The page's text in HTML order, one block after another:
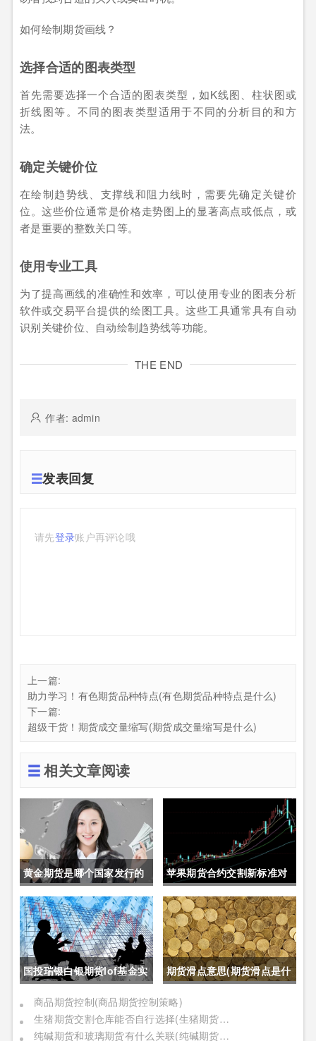
如何绘制期货画线？
选择合适的图表类型
首先需要选择一个合适的图表类型，如K线图、柱状图或
折线图等。不同的图表类型适用于不同的分析目的和方
法。
确定关键价位
在绘制趋势线、支撑线和阻力线时，需要先确定关键价
位。这些价位通常是价格走势图上的显著高点或低点，或
者是重要的整数关口等。
使用专业工具
为了提高画线的准确性和效率，可以使用专业的图表分析
软件或交易平台提供的绘图工具。这些工具通常具有自动
识别关键价位、自动绘制趋势线等功能。
THE END
作者: admin
发表回复
请先登录账户再评论哦
上一篇:
助力学习！有色期货品种特点(有色期货品种特点是什么)
下一篇:
超级干货！期货成交量缩写(期货成交量缩写是什么)
相关文章阅读
黄金期货是哪个国家发行的
呢(黄金期货是属于国内盘
吗)
苹果期货合约交割新标准对
价格的影响(苹果期货合约交
割新标准对价格的影响有哪
些)
国投瑞银白银期货lof基金实
时行情(国投瑞银白银期货
lof基金实时行情怎么样)
期货滑点意思(期货滑点是什
么意思)
商品期货控制(商品期货控制策略)
生猪期货交割仓库能否自行选择(生猪期货交割仓库能否自行选择仓位)
纯碱期货和玻璃期货有什么关联(纯碱期货和玻璃期货有什么关联吗)